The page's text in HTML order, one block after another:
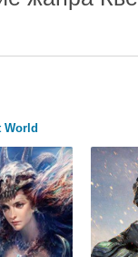
World